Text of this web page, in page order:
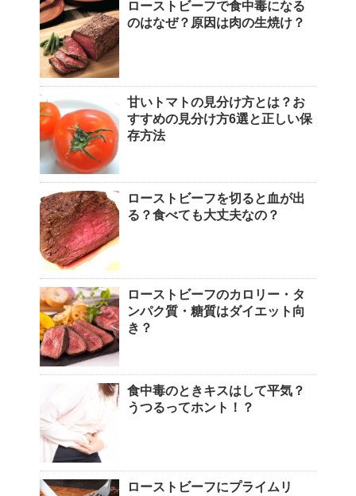
ローストビーフで食中毒になる
のはなぜ？原因は肉の生焼け？
甘いトマトの見分け方とは？お
すすめの見分け方6選と正しい保
存方法
ローストビーフを切ると血が出
る？食べても大丈夫なの？
ローストビーフのカロリー・タ
ンパク質・糖質はダイエット向
き？
食中毒のときキスはして平気？
うつるってホント！？
ローストビーフにプライムリ